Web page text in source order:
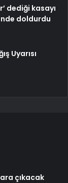
dediği kasayı
doldurdu
Uyarısı
çıkacak